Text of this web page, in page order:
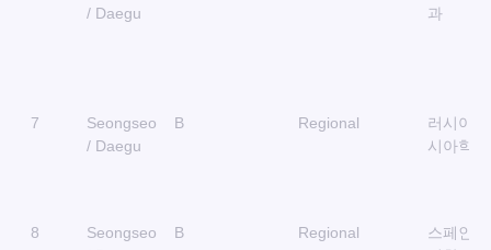
/ Daegu
과
7
Seongseo
/ Daegu
B Regional
러시아
시아학과
8
Seongseo
B Regional
스페인